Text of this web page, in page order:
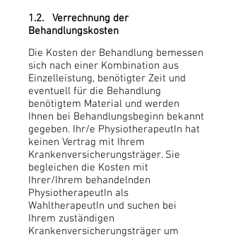
1.2. Verrechnung der
Behandlungskosten
Die Kosten der Behandlung bemessen
sich nach einer Kombination aus
Einzelleistung, benötigter Zeit und
eventuell für die Behandlung
benötigtem Material und werden
Ihnen bei Behandlungsbeginn bekannt
gegeben. Ihr/e PhysiotherapeutIn hat
keinen Vertrag mit Ihrem
Krankenversicherungsträger. Sie
begleichen die Kosten mit
Ihrer/Ihrem behandelnden
PhysiotherapeutIn als
WahltherapeutIn und suchen bei
Ihrem zuständigen
Krankenversicherungsträger um